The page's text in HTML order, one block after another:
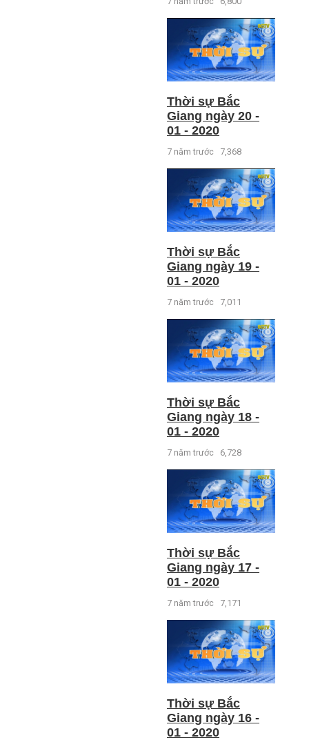
Thời sự Bắc
Giang ngày 20 -
01 - 2020
7 năm trước 7,368
Thời sự Bắc
Giang ngày 19 -
01 - 2020
7 năm trước 7,011
Thời sự Bắc
Giang ngày 18 -
01 - 2020
7 năm trước 6,728
Thời sự Bắc
Giang ngày 17 -
01 - 2020
7 năm trước 7,171
Thời sự Bắc
Giang ngày 16 -
01 - 2020